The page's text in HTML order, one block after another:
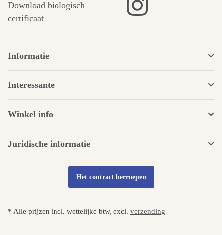
Download biologisch
certificaat
Informatie
Interessante
Winkel info
Juridische informatie
Het contract herroepen
* Alle prijzen incl. wettelijke btw, excl. verzending